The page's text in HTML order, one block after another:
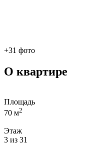
+31 фото
О квартире
Площадь
70 м2
Этаж
3 из 31